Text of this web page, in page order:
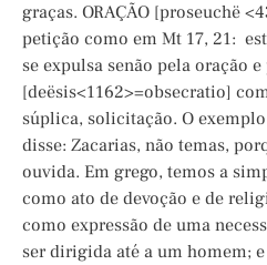
graças. ORAÇÃO [proseuchë
petição como em Mt 17, 21:
se expulsa senão pela oração
[deësis<1162>=obsecratio]
súplica, solicitação. O
disse: Zacarias, não temas,
ouvida. Em grego, temos a
como ato de devoção e de
como expressão de uma
ser dirigida até a um homem;